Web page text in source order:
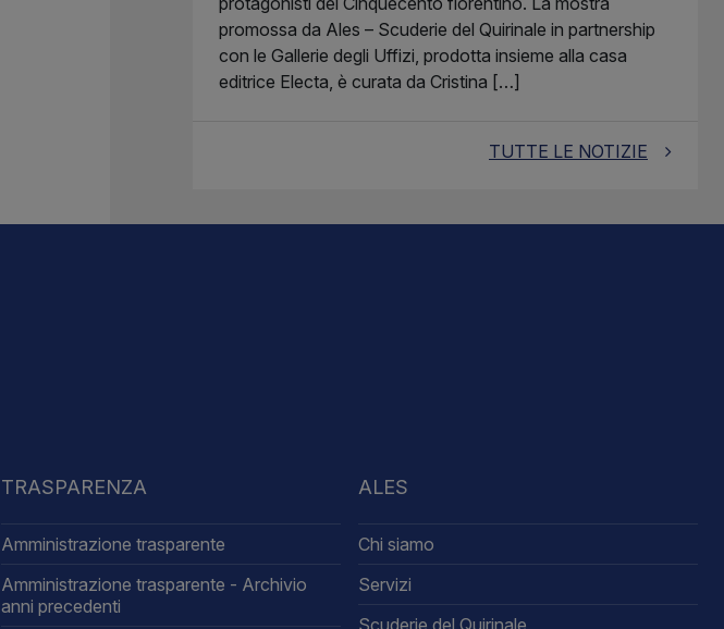
promossa da Ales – Scuderie del Quirinale in partnership
con le Gallerie degli Uffizi, prodotta insieme alla casa
editrice Electa, è curata da Cristina […]
TUTTE LE NOTIZIE
TRASPARENZA
Amministrazione trasparente
Amministrazione trasparente - Archivio
anni precedenti
ALES
Chi siamo
Servizi
Scuderie del Quirinale